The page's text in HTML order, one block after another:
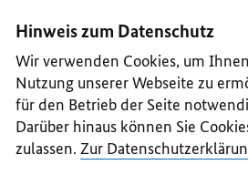
II
III
IV
V
Hinweis zum Datenschutz
Wir verwenden Cookies, um
Nutzung unserer Webseite zu
für den Betrieb der Seite
Darüber hinaus können Sie
zulassen. Zur